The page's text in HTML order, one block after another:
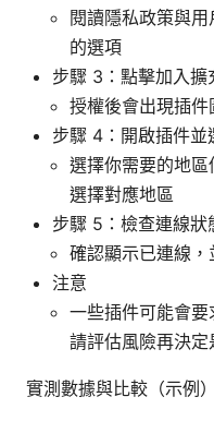
閱讀隱私政策與
的選項
步驟 3：點擊加入擴
授權後會出現插
步驟 4：開啟插件並
選擇你需要的地區
選擇對應地區
步驟 5：檢查連線狀
確認顯示已連線
注意
一些插件可能會要
請評估風險再決定
實測數據與比較（示例）